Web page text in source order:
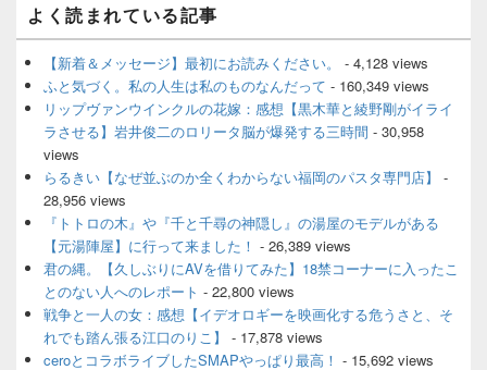
ン
サ
イ
バ
ィ
ェ
エ
ア
よく読まれている記事
【新着＆メッセージ】最初にお読みください。
- 4,128 views
ふと気づく。私の人生は私のものなんだって - 160,349 views
リップヴァンウインクルの花嫁：感想【黒木華と綾野剛がイライ
ラさせる】岩井俊二のロリータ脳が爆発する三時間 - 30,958
views
らるきい【なぜ並ぶのか全くわからない福岡のパスタ専門店】
-
28,956 views
『トトロの木』や『千と千尋の神隠し』の湯屋のモデルがある
【元湯陣屋】に行って来ました！ - 26,389 views
君の縄。【久しぶりにAVを借りてみた】18禁コーナーに入ったこ
とのない人へのレポート - 22,800 views
戦争と一人の女：感想【イデオロギーを映画化する危うさと、そ
れでも踏ん張る江口のりこ】
- 17,878 views
ceroとコラボライブしたSMAPやっぱり最高！ - 15,692 views